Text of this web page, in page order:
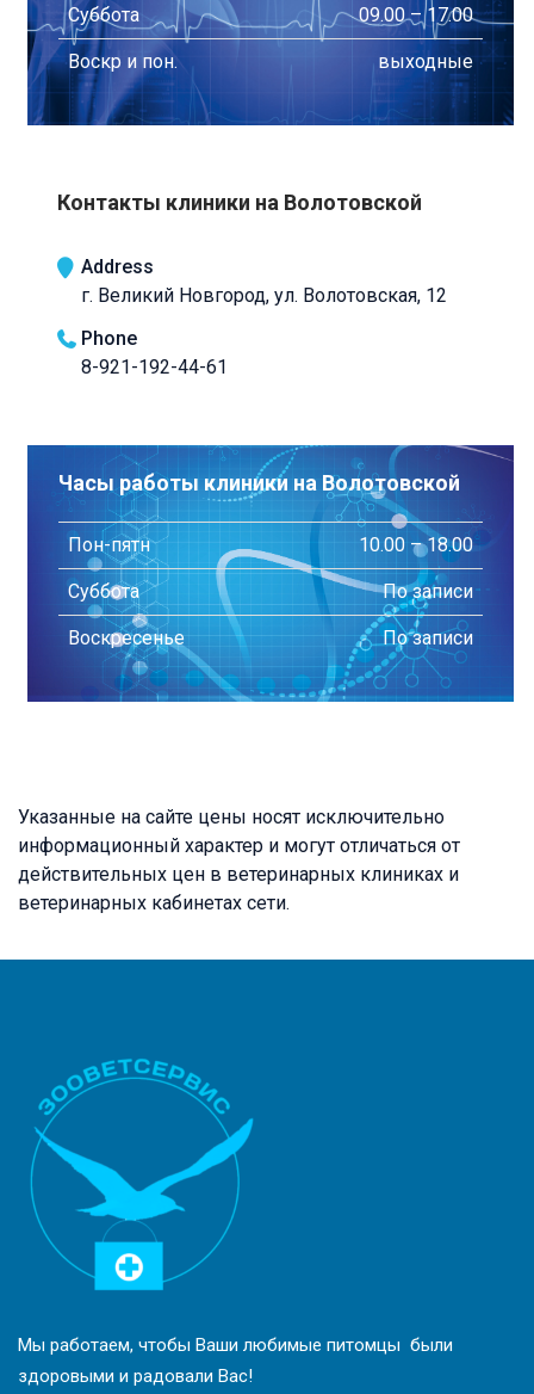
Суббота 09.00 – 17.00
Воскр и пон. выходные
Контакты клиники на Волотовской
Address
г. Великий Новгород, ул. Волотовская, 12
Phone
8-921-192-44-61
Часы работы клиники на Волотовской
Пон-пятн 10.00 – 18.00
Суббота По записи
Воскресенье По записи
Указанные на сайте цены носят исключительно
информационный характер и могут отличаться от
действительных цен в ветеринарных клиниках и
ветеринарных кабинетах сети.
Мы работаем, чтобы Ваши любимые питомцы были
здоровыми и радовали Вас!